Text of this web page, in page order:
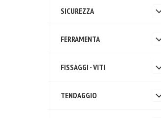
SICUREZZA
FERRAMENTA
FISSAGGI - VITI
TENDAGGIO